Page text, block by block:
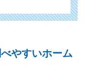
やすいホーム